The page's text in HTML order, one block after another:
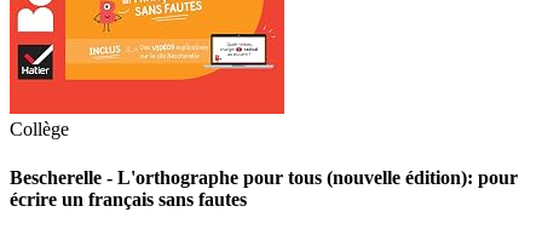
Collège
Bescherelle - L'orthographe pour tous (nouvelle édition): pour
écrire un français sans fautes